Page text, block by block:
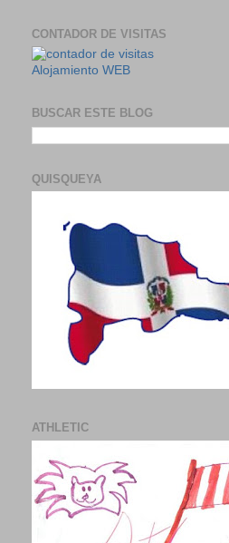
CONTADOR DE VISITAS
Alojamiento WEB
BUSCAR ESTE BLOG
QUISQUEYA
ATHLETIC